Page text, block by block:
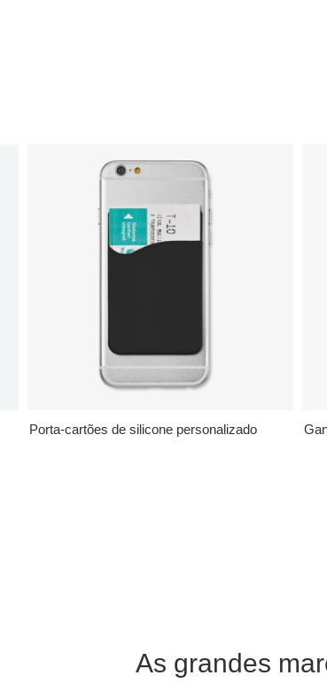
Porta-cartões de silicone personalizado
As grandes